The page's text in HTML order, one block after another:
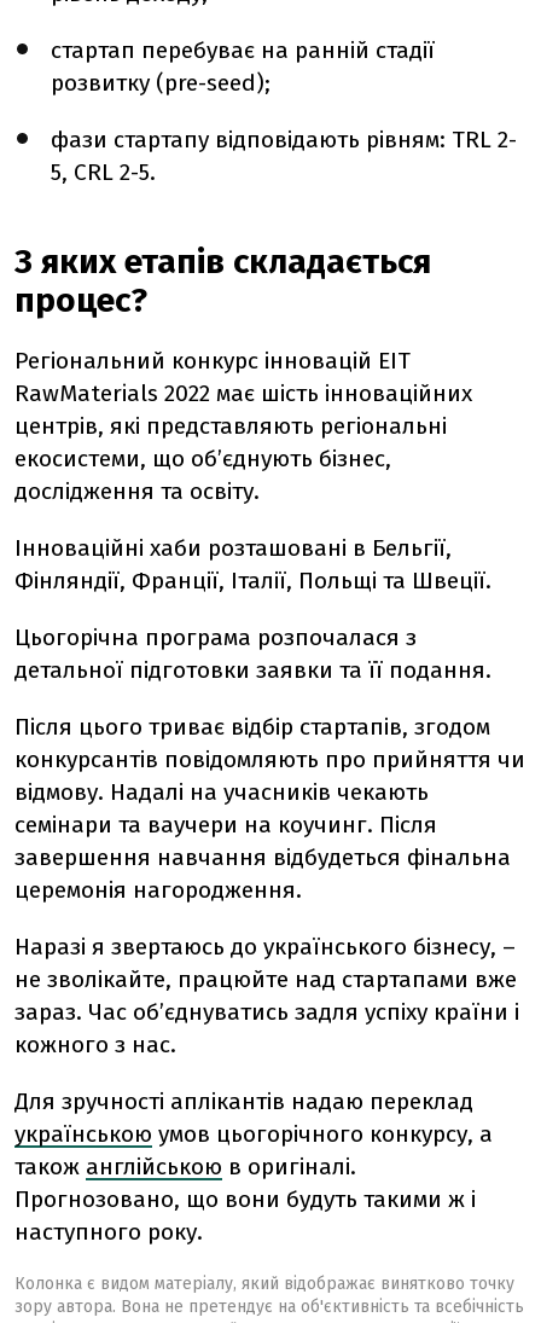
стартап перебуває на ранній стадії
розвитку (pre-seed);
фази стартапу відповідають рівням: TRL 2-
5, CRL 2-5.
З яких етапів складається
процес?
Регіональний конкурс інновацій EIT
RawMaterials 2022 має шість інноваційних
центрів, які представляють регіональні
екосистеми, що об’єднують бізнес,
дослідження та освіту.
Інноваційні хаби розташовані в Бельгії,
Фінляндії, Франції, Італії, Польщі та Швеції.
Цьогорічна програма розпочалася з
детальної підготовки заявки та її подання.
Після цього триває відбір стартапів, згодом
конкурсантів повідомляють про прийняття чи
відмову. Надалі на учасників чекають
семінари та ваучери на коучинг. Після
завершення навчання відбудеться фінальна
церемонія нагородження.
Наразі я звертаюсь до українського бізнесу, –
не зволікайте, працюйте над стартапами вже
зараз. Час об’єднуватись задля успіху країни і
кожного з нас.
Для зручності аплікантів надаю переклад
українською умов цьогорічного конкурсу, а
також англійською в оригіналі.
Прогнозовано, що вони будуть такими ж і
наступного року.
Колонка є видом матеріалу, який відображає винятково точку
зору автора. Вона не претендує на об'єктивність та всебічність